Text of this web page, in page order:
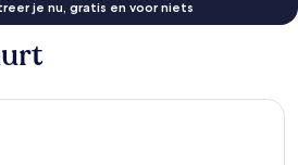
je nu, gratis en voor niets